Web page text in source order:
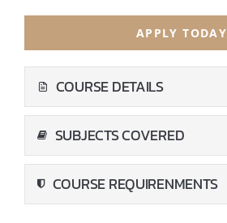
APPLY TODAY
COURSE DETAILS
SUBJECTS COVERED
COURSE REQUIRENMENTS